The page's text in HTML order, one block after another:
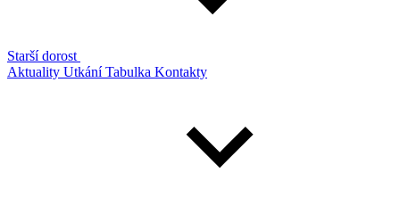
Starší dorost
Aktuality UtkáníTabulka Kontakty